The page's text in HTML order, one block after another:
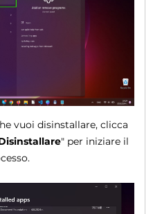
vuoi disinstallare, clicca
" per iniziare il